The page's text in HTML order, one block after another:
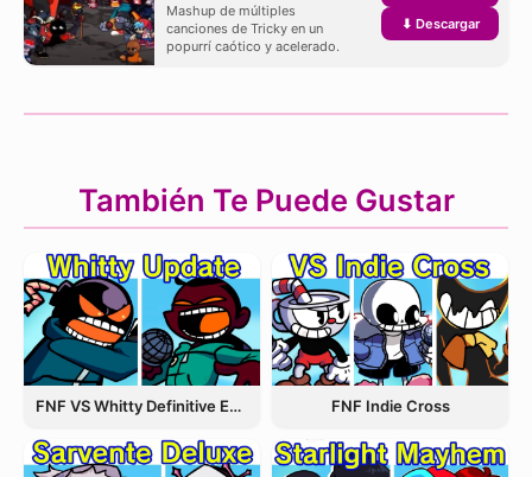
Mashup de múltiples
canciones de Tricky en un
popurrí caótico y acelerado.
⬇ Descargar
También Te Puede Gustar
FNF VS Whitty Definitive Edition FNF Indie Cross